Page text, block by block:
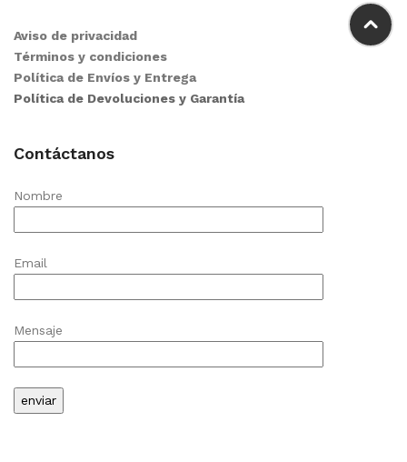
Aviso de privacidad
Términos y condiciones
Política de Envíos y Entrega
Política de Devoluciones y Garantía
Contáctanos
Nombre
Email
Mensaje